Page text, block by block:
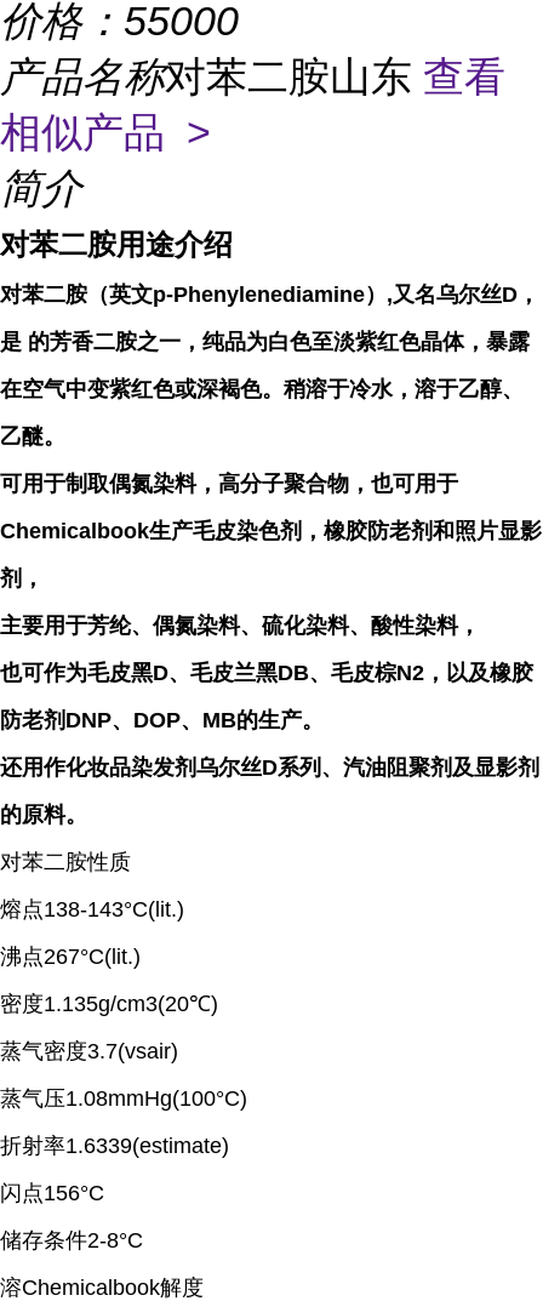
价格： 55000
产品名称对苯二胺山东 查看
相似产品 >
简介
对苯二胺用途介绍
对苯二胺（英文p-Phenylenediamine）,又名乌尔丝D，
是 的芳香二胺之一，纯品为白色至淡紫红色晶体，暴露
在空气中变紫红色或深褐色。稍溶于冷水，溶于乙醇、
乙醚。
可用于制取偶氮染料，高分子聚合物，也可用于
Chemicalbook生产毛皮染色剂，橡胶防老剂和照片显影
剂，
主要用于芳纶、偶氮染料、硫化染料、酸性染料，
也可作为毛皮黑D、毛皮兰黑DB、毛皮棕N2，以及橡胶
防老剂DNP、DOP、MB的生产。
还用作化妆品染发剂乌尔丝D系列、汽油阻聚剂及显影剂
的原料。
对苯二胺性质
熔点138-143°C(lit.)
沸点267°C(lit.)
密度1.135g/cm3(20℃)
蒸气密度3.7(vsair)
蒸气压1.08mmHg(100°C)
折射率1.6339(estimate)
闪点156°C
储存条件2-8°C
溶Chemicalbook解度